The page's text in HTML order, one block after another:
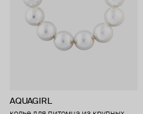
AQUAGIRL